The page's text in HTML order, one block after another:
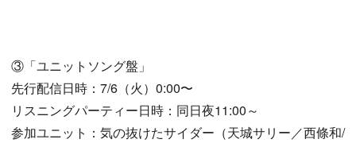
③「ユニットソング盤」
先行配信日時：7/6（火）0:00〜
リスニングパーティー日時：同日夜11:00～
参加ユニット：気の抜けたサイダー（天城サリー／西條和/